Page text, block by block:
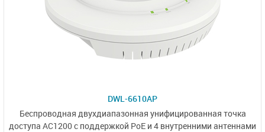
DWL-6610AP
Беспроводная двухдиапазонная унифицированная точка
доступа AC1200 с поддержкой PoE и 4 внутренними антеннами